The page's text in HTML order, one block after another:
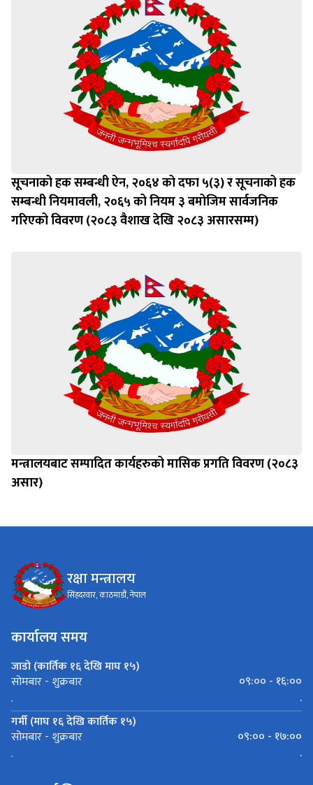
सूचनाको हक सम्बन्धी ऐन, २०६४ को दफा ५(३) र सूचनाको हक
सम्बन्धी नियमावली, २०६५ को नियम ३ बमोजिम सार्वजनिक
गरिएको विवरण (२०८३ वैशाख देखि २०८३ असारसम्म)
मन्त्रालयबाट सम्पादित कार्यहरुको मासिक प्रगति विवरण (२०८३
असार)
रक्षा मन्त्रालय
सिंहदरवार, काठमाडौं, नेपाल
कार्यालय समय
जाडो (कार्तिक १६ देखि माघ १५)
सोमबार - शुक्रबार
०९:०० - १६:००
.
.
गर्मी (माघ १६ देखि कार्तिक १५)
सोमबार - शुक्रबार
०९:०० - १७:००
.
.